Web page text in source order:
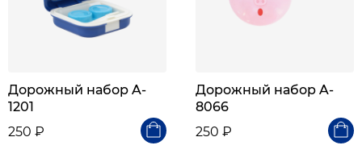
Дорожный набор A-
1201
250 ₽
Дорожный набор A-
8066
250 ₽